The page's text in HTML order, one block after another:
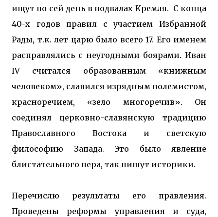
ищут по сей день в подвалах Кремля. С конца
40-х годов правил с участием Избранной
Рады, т.к. лет царю было всего 17. Его именем
расправлялись с неугодными боярами. Иван
IV считался образованным «книжным
человеком», славился изрядным полемистом,
красноречием, «зело многоречив». Он
соединял церковно-славянскую традицию
Православного Востока и светскую
философию Запада. Это было явление
блистательного пера, так пишут историки.
Перечислю результаты его правления.
Проведены реформы управления и суда,